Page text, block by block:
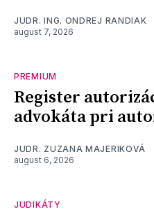
JUDR. ING. ONDREJ RANDIAK
august 7, 2026
PREMIUM
Register
advokáta pri
JUDR. ZUZANA MAJERIKOVÁ
august 6, 2026
JUDIKÁTY